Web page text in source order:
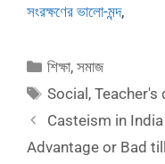
সংরক্ষণের ভালো-মন্দ,
Categories
শিক্ষা,সমাজ
Tags
Social ,Teacher's
Casteism in
Advantage or Bad till